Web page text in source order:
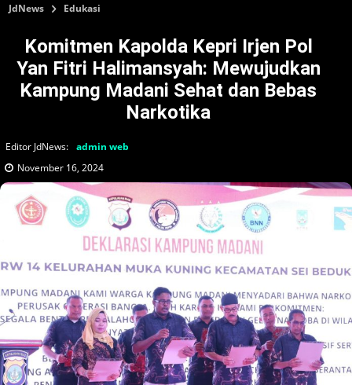
JdNews Edukasi
Komitmen Kapolda Kepri Irjen Pol
Yan Fitri Halimansyah: Mewujudkan
Kampung Madani Sehat dan Bebas
Narkotika
Editor JdNews: admin web
November 16, 2024